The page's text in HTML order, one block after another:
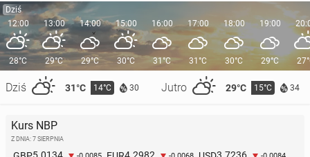
Dziś
12:00
28°C
Dziś 31°C 14°C 30 Jutro 29°C 15°C 34
13:00
29°C
14:00
29°C
15:00
30°C
16:00
31°C
17:00
31°C
18:00
30°C
19:00
29°C
Kurs NBP
Z DNIA: 7 SIERPNIA
5.0134 4.2982 3.7236